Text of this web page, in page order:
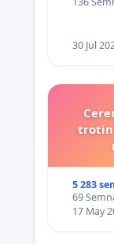
30 Jul
5 283
69
17 May